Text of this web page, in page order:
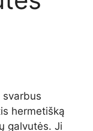
svarbus
hermetišką
galvutės. Ji